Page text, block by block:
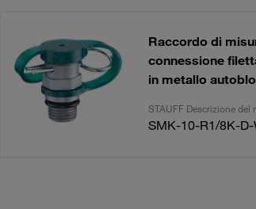
Raccordo di
connessione
in metallo
STAUFF Descrizione del
SMK-10-R1/8K-D-